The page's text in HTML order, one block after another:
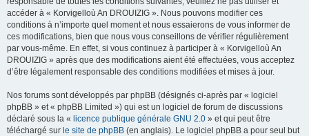
accéder à « Korvigelloù An DROUIZIG ». Nous pouvons modifier ces
conditions à n’importe quel moment et nous essaierons de vous informer de
ces modifications, bien que nous vous conseillons de vérifier régulièrement
par vous-même. En effet, si vous continuez à participer à « Korvigelloù An
DROUIZIG » après que des modifications aient été effectuées, vous acceptez
d’être légalement responsable des conditions modifiées et mises à jour.
Nos forums sont développés par phpBB (désignés ci-après par « logiciel
phpBB » et « phpBB Limited ») qui est un logiciel de forum de discussions
déclaré sous la « licence publique générale GNU 2.0 » et qui peut être
téléchargé sur le site de phpBB (en anglais). Le logiciel phpBB a pour seul but